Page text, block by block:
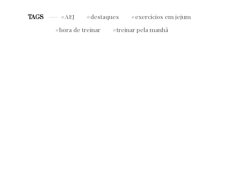
TAGS AEJ destaques
exercícios em jejum
hora de treinar
treinar pela manhã